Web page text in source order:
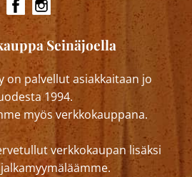
Seinäjoella
on palvellut asiakkaitaan jo
1994.
myös verkkokauppana.
verkkokaupan lisäksi